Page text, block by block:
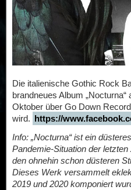
Die italienische Gothic Rock
brandneues Album
Oktober über Go Down
wird. https://
Info: „Nocturna“ ist ein
Pandemie-Situation der
den ohnehin schon düsteren
Dieses Werk versammelt
2019 und 2020 komponiert